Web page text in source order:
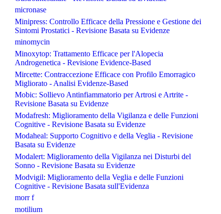
micronase
Minipress: Controllo Efficace della Pressione e Gestione dei
Sintomi Prostatici - Revisione Basata su Evidenze
minomycin
Minoxytop: Trattamento Efficace per l'Alopecia
Androgenetica - Revisione Evidence-Based
Mircette: Contraccezione Efficace con Profilo Emorragico
Migliorato - Analisi Evidenze-Based
Mobic: Sollievo Antinfiammatorio per Artrosi e Artrite -
Revisione Basata su Evidenze
Modafresh: Miglioramento della Vigilanza e delle Funzioni
Cognitive - Revisione Basata su Evidenze
Modaheal: Supporto Cognitivo e della Veglia - Revisione
Basata su Evidenze
Modalert: Miglioramento della Vigilanza nei Disturbi del
Sonno - Revisione Basata su Evidenze
Modvigil: Miglioramento della Veglia e delle Funzioni
Cognitive - Revisione Basata sull'Evidenza
morr f
motilium